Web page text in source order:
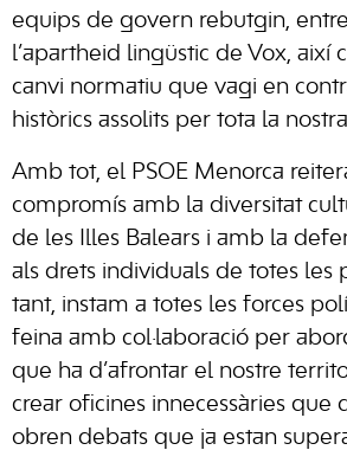
equips de govern rebutgin, entre
l’apartheid lingüstic de Vox, així
canvi normatiu que vagi en
històrics assolits per tota la
Amb tot, el PSOE Menorca
compromís amb la diversitat
de les Illes Balears i amb la
als drets individuals de totes les
tant, instam a totes les forces
feina amb col·laboració per
que ha d’afrontar el nostre
crear oficines innecessàries que
obren debats que ja estan